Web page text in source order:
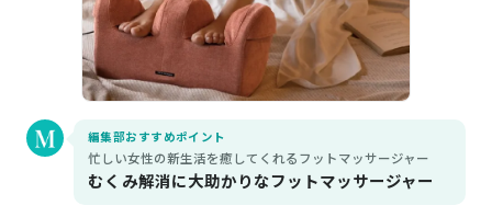
編集部おすすめポイント
忙しい女性の新生活を癒してくれるフットマッサージャー
むくみ解消に大助かりなフットマッサージャー